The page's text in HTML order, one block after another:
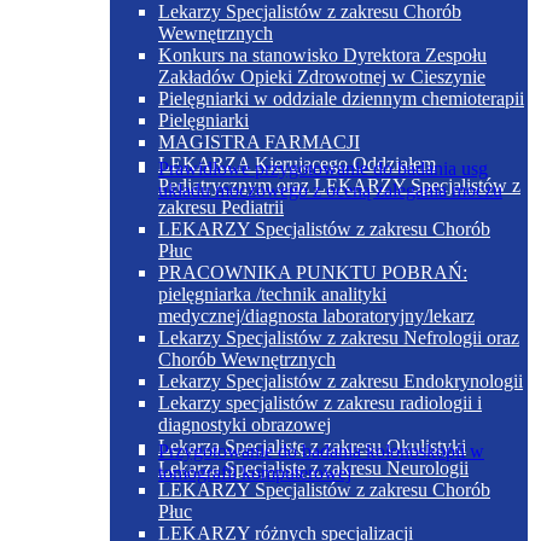
Lekarzy Specjalistów z zakresu Chorób
Wewnętrznych
Konkurs na stanowisko Dyrektora Zespołu
Zakładów Opieki Zdrowotnej w Cieszynie
Pielęgniarki w oddziale dziennym chemioterapii
Pielęgniarki
MAGISTRA FARMACJI
LEKARZA Kierującego Oddziałem
Pediatrycznym oraz LEKARZY Specjalistów z
zakresu Pediatrii
LEKARZY Specjalistów z zakresu Chorób
Płuc
PRACOWNIKA PUNKTU POBRAŃ:
pielęgniarka /technik analityki
medycznej/diagnosta laboratoryjny/lekarz
Lekarzy Specjalistów z zakresu Nefrologii oraz
Chorób Wewnętrznych
Lekarzy Specjalistów z zakresu Endokrynologii
Lekarzy specjalistów z zakresu radiologii i
diagnostyki obrazowej
Lekarza Specjalistę z zakresu Okulistyki
Lekarza Specjalistę z zakresu Neurologii
LEKARZY Specjalistów z zakresu Chorób
Płuc
LEKARZY różnych specjalizacji
Prawidłowe przygotowanie do badania usg
układu moczowego z oceną zalegania moczu
Przygotowanie do badania kolonoskopii w
tomografii komputerowej